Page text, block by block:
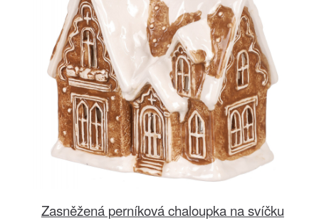
Zasněžená perníková chaloupka na svíčku